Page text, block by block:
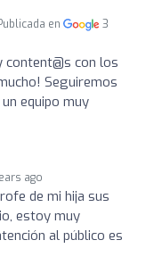
en
3
content@s con los
Seguiremos
equipo muy
ago
de mi hija sus
estoy muy
al público es